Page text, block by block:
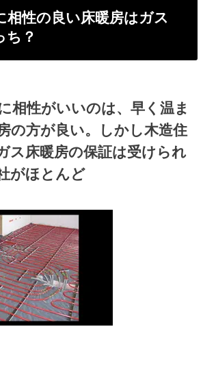
相性の良い床暖房はガス
ち？
相性がいいのは、早く温ま
の方が良い。しかし木造住
ス床暖房の保証は受けられ
がほとんど